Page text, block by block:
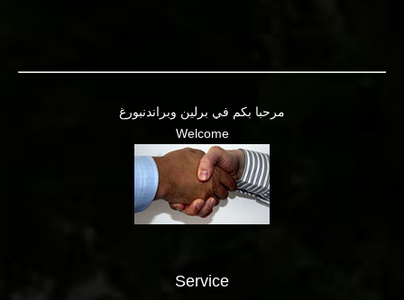
مرحبا بكم في برلين وبراندنبورغ
Welcome
Service